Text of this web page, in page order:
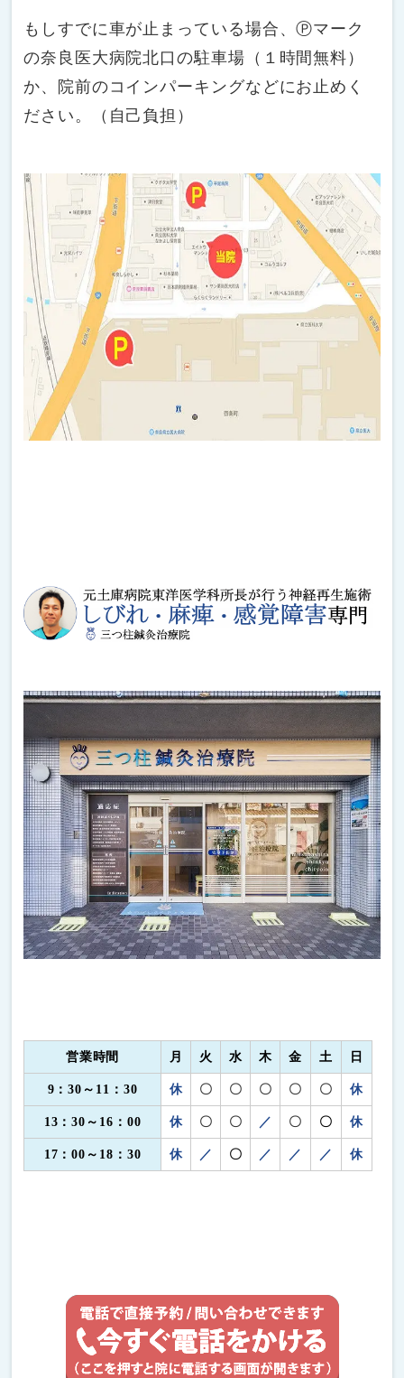
もしすでに車が止まっている場合、Ⓟマーク
の奈良医大病院北口の駐車場（１時間無料）
か、院前のコインパーキングなどにお止めく
ださい。（自己負担）
営業時間 月 火 水 木 金 土 日
9：30～11：30 休 〇 〇 〇 〇 〇 休
13：30～16：00 休 〇 〇 ／ 〇 〇 休
17：00～18：30 休 ／ 〇 ／ ／ ／ 休